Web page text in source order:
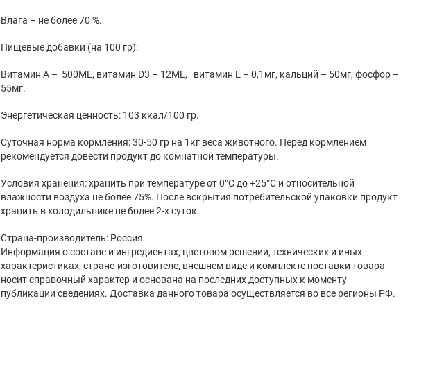
Влага – не более 70 %.
Пищевые добавки (на 100 гр):
Витамин A – 500МЕ, витамин D3 – 12МЕ, витамин Е – 0,1мг, кальций – 50мг, фосфор –
55мг.
Энергетическая ценность: 103 ккал/100 гр.
Суточная норма кормления: 30-50 гр на 1кг веса животного. Перед кормлением
рекомендуется довести продукт до комнатной температуры.
Условия хранения: хранить при температуре от 0°C до +25°C и относительной
влажности воздуха не более 75%. После вскрытия потребительской упаковки продукт
хранить в холодильнике не более 2-х суток.
Страна-производитель: Россия.
Информация о составе и ингредиентах, цветовом решении, технических и иных
характеристиках, стране-изготовителе, внешнем виде и комплекте поставки товара
носит справочный характер и основана на последних доступных к моменту
публикации сведениях. Доставка данного товара осуществляется во все регионы РФ.